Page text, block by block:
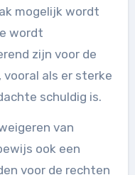
mogelijk wordt
wordt
zijn voor de
als er sterke
schuldig is.
van
ook een
voor de rechten